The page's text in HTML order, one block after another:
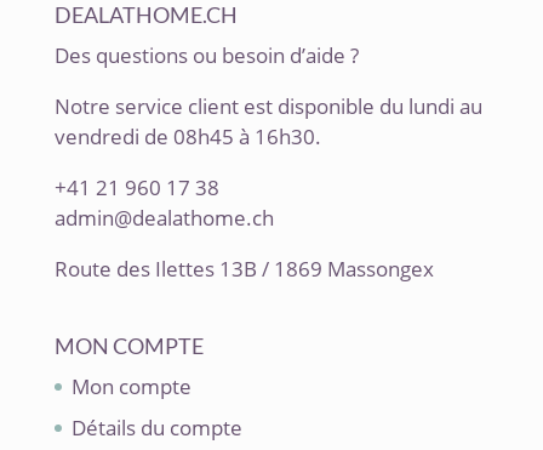
DEALATHOME.CH
Des questions ou besoin d’aide ?
Notre service client est disponible du lundi au
vendredi de 08h45 à 16h30.
+41 21 960 17 38
admin@dealathome.ch
Route des Ilettes 13B / 1869 Massongex
MON COMPTE
Mon compte
Détails du compte